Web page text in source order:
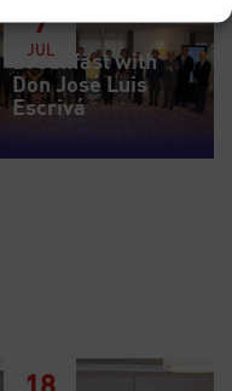
7
JUL
Breakfast with
Don José Luis
Escrivá